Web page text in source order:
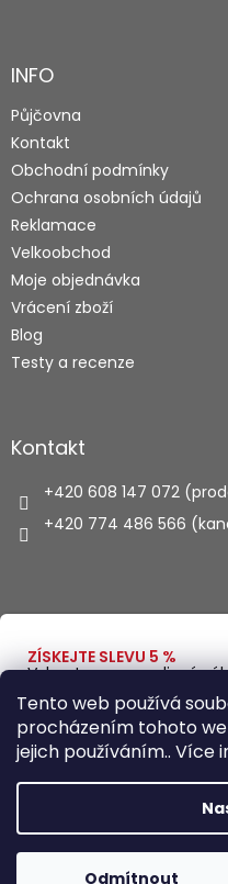
Tento web používá
procházením tohoto
jejich používáním.. Více
Odmítnout
aINFO
Půjčovna
Kontakt
Obchodní podmínky
Ochrana osobních údajů
Reklamace
Velkoobchod
Moje objednávka
Vrácení zboží
Blog
Testy a recenze
Kontakt
+420 608 147 072
+420 774 486 566
Copyright 2026
ZÍSKEJTE SLEVU 5 %
Vybavte se na rodinný
Zadejte svůj e-mail a
slevový kód.
Zásady